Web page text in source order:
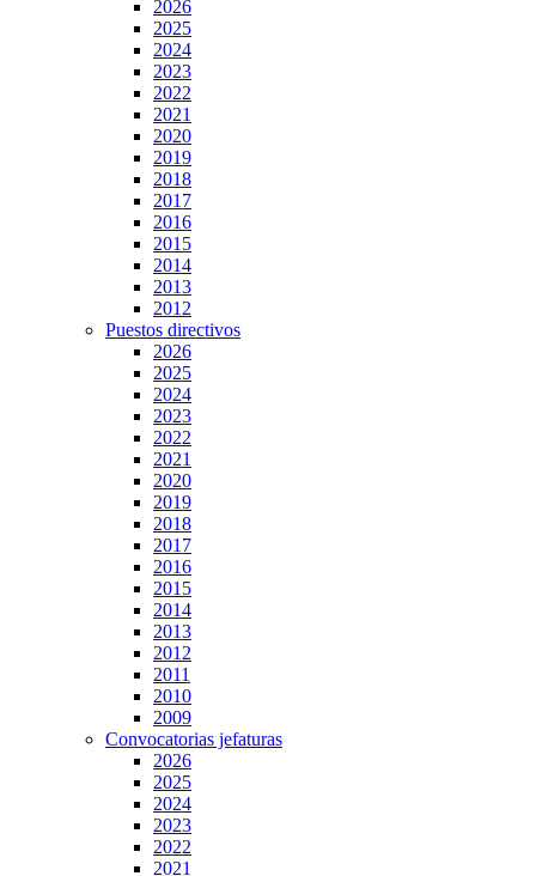
2026
2025
2024
2023
2022
2021
2020
2019
2018
2017
2016
2015
2014
2013
2012
Puestos directivos
2026
2025
2024
2023
2022
2021
2020
2019
2018
2017
2016
2015
2014
2013
2012
2011
2010
2009
Convocatorias jefaturas
2026
2025
2024
2023
2022
2021